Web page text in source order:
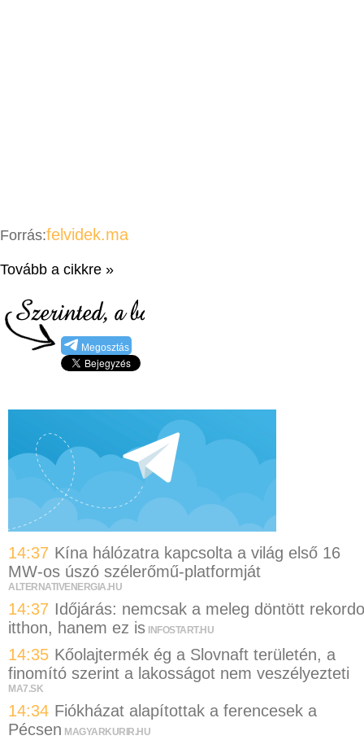
Forrás:felvidek.ma
Tovább a cikkre »
Megosztás
14:37 Kína hálózatra kapcsolta a világ első 16
MW-os úszó szélerőmű-platformját
ALTERNATIVENERGIA.HU
14:37 Időjárás: nemcsak a meleg döntött
itthon, hanem ez is INFOSTART.HU
14:35 Kőolajtermék ég a Slovnaft területén, a
finomító szerint a lakosságot nem veszélyezteti
MA7.SK
14:34 Fiókházat alapítottak a ferencesek a
Pécsen MAGYARKURIR.HU